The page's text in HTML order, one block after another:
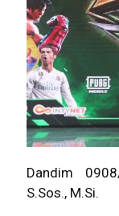
Dandim
S.Sos., M.Si.